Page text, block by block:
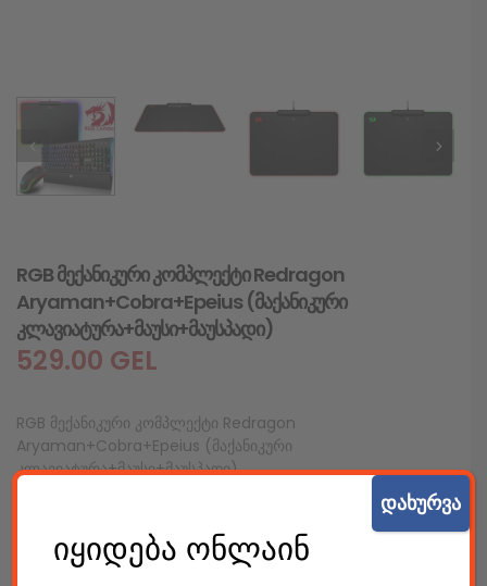
RGB მექანიკური კომპლექტი Redragon
Aryaman+Cobra+Epeius (მაქანიკური
კლავიატურა+მაუსი+მაუსპადი)
529.00 GEL
RGB მექანიკური კომპლექტი Redragon
Aryaman+Cobra+Epeius (მაქანიკური
კლავიატურა+მაუსი+მაუსპადი)
იყიდება ონლაინ
დახურვა